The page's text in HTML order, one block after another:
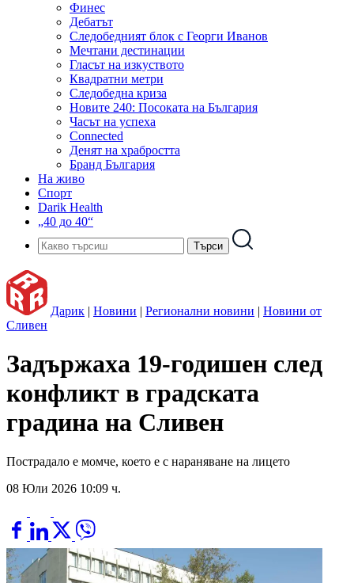
Финес
Дебатът
Следобедният блок с Георги Иванов
Мечтани дестинации
Гласът на изкуството
Квадратни метри
Следобедна криза
Новите 240: Посоката на България
Часът на успеха
Connected
Денят на храбростта
Бранд България
На живо
Спорт
Darik Health
„40 до 40“
Дарик | Новини | Регионални новини | Новини от
Сливен
Задържаха 19-годишен след
конфликт в градската
градина на Сливен
Пострадало е момче, което е с нараняване на лицето
08 Юли 2026 10:09 ч.